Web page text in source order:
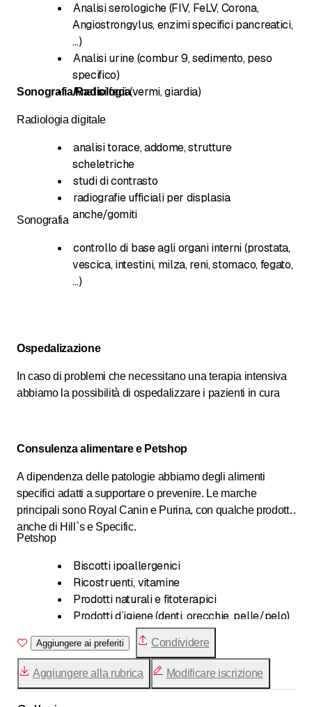
Analisi serologiche (FIV, FeLV, Corona,
Angiostrongylus, enzimi specifici pancreatici,
…)
Analisi urine (combur 9, sedimento, peso
specifico)
Analisi feci (vermi, giardia)
Sonografia/Radiologia
Radiologia digitale
analisi torace, addome, strutture
scheletriche
studi di contrasto
radiografie ufficiali per displasia
anche/gomiti
Sonografia
controllo di base agli organi interni (prostata,
vescica, intestini, milza, reni, stomaco, fegato,
…)
Ospedalizazione
In caso di problemi che necessitano una terapia intensiva
abbiamo la possibilità di ospedalizzare i pazienti in cura
Consulenza alimentare e Petshop
A dipendenza delle patologie abbiamo degli alimenti
specifici adatti a supportare o prevenire. Le marche
principali sono Royal Canin e Purina, con qualche prodotto
anche di Hill`s e Specific.
Petshop
Biscotti ipoallergenici
Ricostruenti, vitamine
Prodotti naturali e fitoterapici
Prodotti d`igiene (denti, orecchie, pelle/pelo)
o Prodotti di prevenzione ai parassiti (zecche,
pulci, acari della pelle, parassiti intestinali, ...)
Aggiungere ai preferiti Condividere
Aggiungere alla rubrica Modificare iscrizione